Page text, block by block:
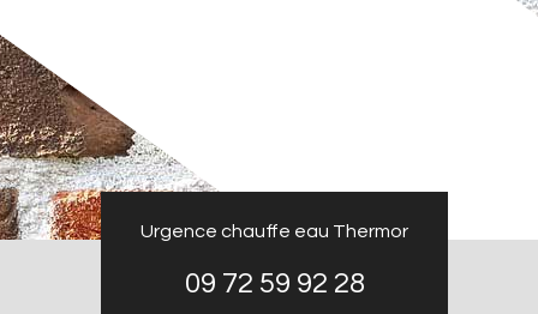
Urgence chauffe eau Thermor
09 72 59 92 28